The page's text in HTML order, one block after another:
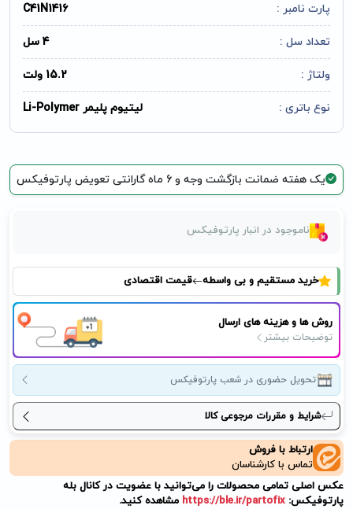
پارت نامبر : C41N1416
تعداد سل : 4 سل
ولتاژ : 15.2 ولت
نوع باتری : لیتیوم پلیمر Li-Polymer
یک هفته ضمانت بازگشت وجه و 6 ماه گارانتی تعویض پارتوفیکس
ناموجود در انبار پارتوفیکس
خرید مستقیم و بی واسطه قیمت اقتصادی
روش ها و هزینه های ارسال
توضیحات بیشتر
تحویل حضوری در شعب پارتوفیکس
شرایط و مقررات مرجوعی کالا
ارتباط با فروش
تماس با کارشناسان
عکس اصلی تمامی محصولات را می‌توانید با عضویت در کانال بله
پارتوفیکس: https://ble.ir/partofix مشاهده کنید.